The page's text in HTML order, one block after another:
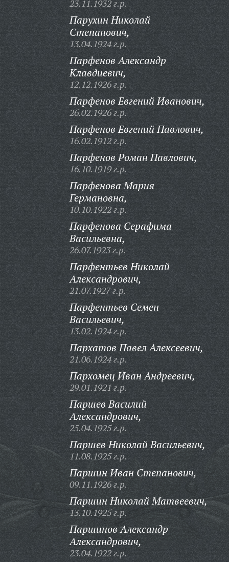
23.11.1932 г.р.
Парухин Николай
Степанович,
13.04.1924 г.р.
Парфенов Александр
Клавдиевич,
12.12.1926 г.р.
Парфенов Евгений Иванович,
26.02.1926 г.р.
Парфенов Евгений Павлович,
16.02.1912 г.р.
Парфенов Роман Павлович,
16.10.1919 г.р.
Парфенова Мария
Германовна,
10.10.1922 г.р.
Парфенова Серафима
Васильевна,
26.07.1923 г.р.
Парфентьев Николай
Александрович,
21.07.1927 г.р.
Парфентьев Семен
Васильевич,
13.02.1924 г.р.
Пархатов Павел Алексеевич,
21.06.1924 г.р.
Пархомец Иван Андреевич,
29.01.1921 г.р.
Паршев Василий
Александрович,
25.04.1925 г.р.
Паршев Николай Васильевич,
11.08.1925 г.р.
Паршин Иван Степанович,
09.11.1926 г.р.
Паршин Николай Матвеевич,
13.10.1925 г.р.
Паршинов Александр
Александрович,
23.04.1922 г.р.